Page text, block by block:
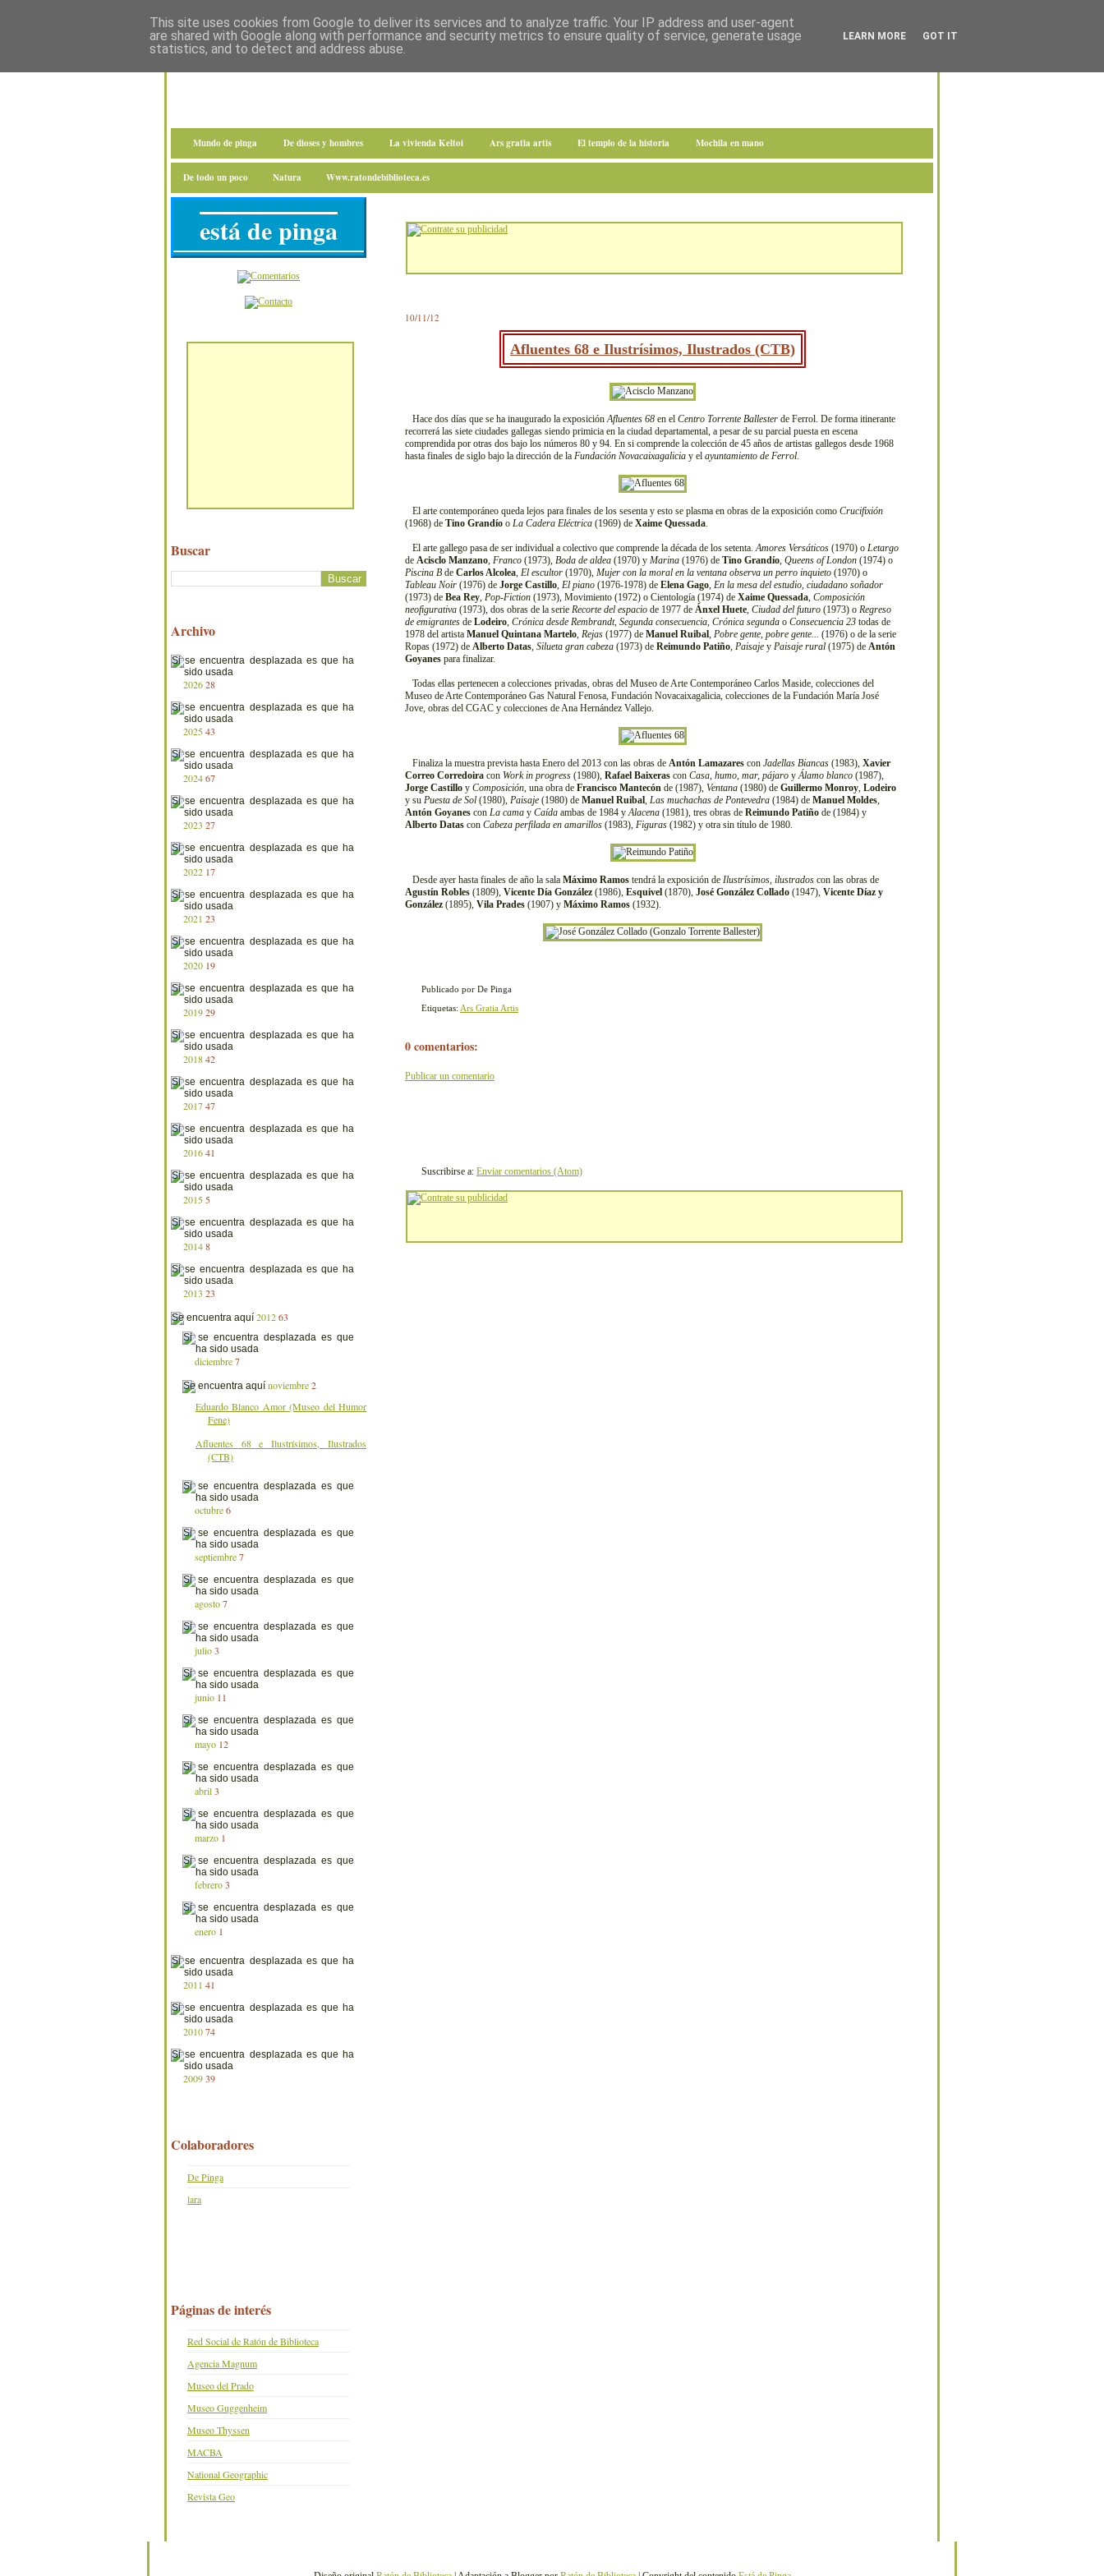
Mundo de pinga De dioses y hombres La vivienda Keltoi Ars gratia artis El templo de la historia Mochila en mano
De todo un poco Natura Www.ratondebiblioteca.es
10/11/12
Afluentes 68 e Ilustrísimos, Ilustrados (CTB)
Hace dos días que se ha inaugurado la exposiciónAfluentes 68 en el Centro Torrente Ballester de Ferrol. De forma itinerante
recorrerá las siete ciudades gallegas siendo primicia en la ciudad departamental, a pesar de su parcial puesta en escena
comprendida por otras dos bajo los números 80 y 94. En si comprende la colección de 45 años de artistas gallegos desde 1968
hasta finales de siglo bajo la dirección de la Fundación Novacaixagalicia y el ayuntamiento de Ferrol.
El arte contemporáneo queda lejos para finales de los sesenta y esto se plasma en obras de la exposición como Crucifixión
(1968) de Tino Grandío o La Cadera Eléctrica (1969) de Xaime Quessada.
El arte gallego pasa de ser individual a colectivo que comprende la década de los setenta.Amores Versáticos (1970) o Letargo
de Acisclo Manzano, Franco (1973), Boda de aldea (1970) y Marina (1976) de Tino Grandío, Queens of London (1974) o
Piscina B de Carlos Alcolea, El escultor (1970), Mujer con la moral en la ventana observa un perro inquieto (1970) o
Tableau Noir (1976) de Jorge Castillo, El piano (1976-1978) de Elena Gago, En la mesa del estudio, ciudadano soñador
(1973) de Bea Rey, Pop-Fiction (1973), Movimiento (1972) o Cientología (1974) de Xaime Quessada, Composición
neofigurativa (1973), dos obras de la serie Recorte del espacio de 1977 de Ánxel Huete, Ciudad del futuro (1973) o Regreso
de emigrantes de Lodeiro, Crónica desde Rembrandt, Segunda consecuencia, Crónica segunda o Consecuencia 23 todas de
1978 del artista Manuel Quintana Martelo, Rejas (1977) de Manuel Ruibal, Pobre gente, pobre gente... (1976) o de la serie
Ropas (1972) de Alberto Datas, Silueta gran cabeza (1973) de Reimundo Patiño, Paisaje y Paisaje rural (1975) de Antón
Goyanes para finalizar.
Todas ellas pertenecen a colecciones privadas, obras del Museo de Arte Contemporáneo Carlos Maside, colecciones del
Museo de Arte Contemporáneo Gas Natural Fenosa, Fundación Novacaixagalicia, colecciones de la Fundación María José
Jove, obras del CGAC y colecciones de Ana Hernández Vallejo.
Finaliza la muestra prevista hasta Enero del 2013 con las obras de Antón Lamazares con Jadellas Biancas (1983), Xavier
Correo Corredoira con Work in progress (1980), Rafael Baixeras con Casa, humo, mar, pájaro yÁlamo blanco (1987),
Jorge Castillo y Composición, una obra de Francisco Mantecón de (1987), Ventana (1980) de Guillermo Monroy, Lodeiro
y su Puesta de Sol (1980), Paisaje (1980) de Manuel Ruibal, Las muchachas de Pontevedra (1984) de Manuel Moldes,
Antón Goyanes con La cama y Caída ambas de 1984 yAlacena (1981), tres obras de Reimundo Patiño de (1984) y
Alberto Datas con Cabeza perfilada en amarillos (1983), Figuras (1982) y otra sin título de 1980.
Desde ayer hasta finales de año la sala Máximo Ramos tendrá la exposición de Ilustrísimos, ilustrados con las obras de
Agustín Robles (1809), Vicente Día González (1986), Esquivel (1870), José González Collado (1947), Vicente Díaz y
González (1895), Vila Prades (1907) y Máximo Ramos (1932).
Publicado por De Pinga
Etiquetas: Ars Gratia Artis
0 comentarios:
Publicar un comentario
Suscribirse a: Enviar comentarios (Atom)
está de pinga
Buscar
Archivo
202628
202543
202467
2023 27
2022 17
2021 23
2020 19
201929
201842
201747
201641
2015 5
20148
2013 23
201263
diciembre 7
noviembre 2
Eduardo Blanco Amor (Museo del Humor
Fene)
Afluentes 68 e Ilustrísimos, Ilustrados
(CTB)
octubre 6
septiembre 7
agosto 7
julio 3
junio 11
mayo 12
abril 3
marzo 1
febrero 3
enero 1
2011 41
201074
200939
Colaboradores
De Pinga
lara
Páginas de interés
Red Social de Ratón de Biblioteca
Agencia Magnum
Museo del Prado
Museo Guggenheim
Museo Thyssen
MACBA
National Geographic
Revista Geo
This site uses cookies from Google to deliver its services and to analyze traffic. Your IP address and user-agent
are shared with Google along with performance and security metrics to ensure quality of service, generate usage
statistics, and to detect and address abuse.
LEARN MORE GOT IT